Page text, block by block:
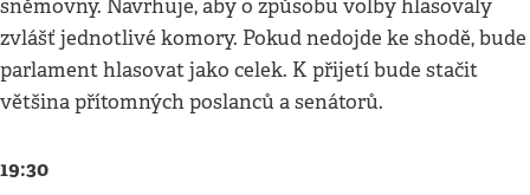
sněmovny. Navrhuje, aby o způsobu volby hlasovaly
zvlášť jednotlivé komory. Pokud nedojde ke shodě, bude
parlament hlasovat jako celek. K přijetí bude stačit
většina přítomných poslanců a senátorů.
19:30